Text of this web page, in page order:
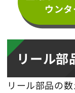
ウン
リール部
リール部品の